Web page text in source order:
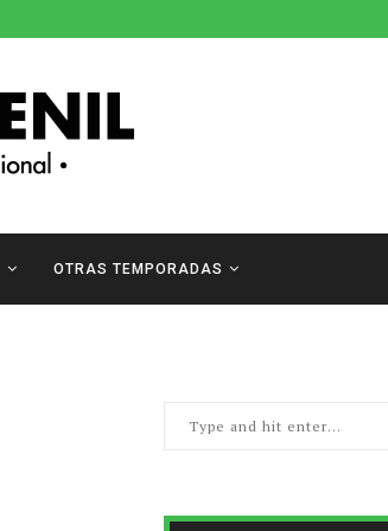
OTRAS TEMPORADAS